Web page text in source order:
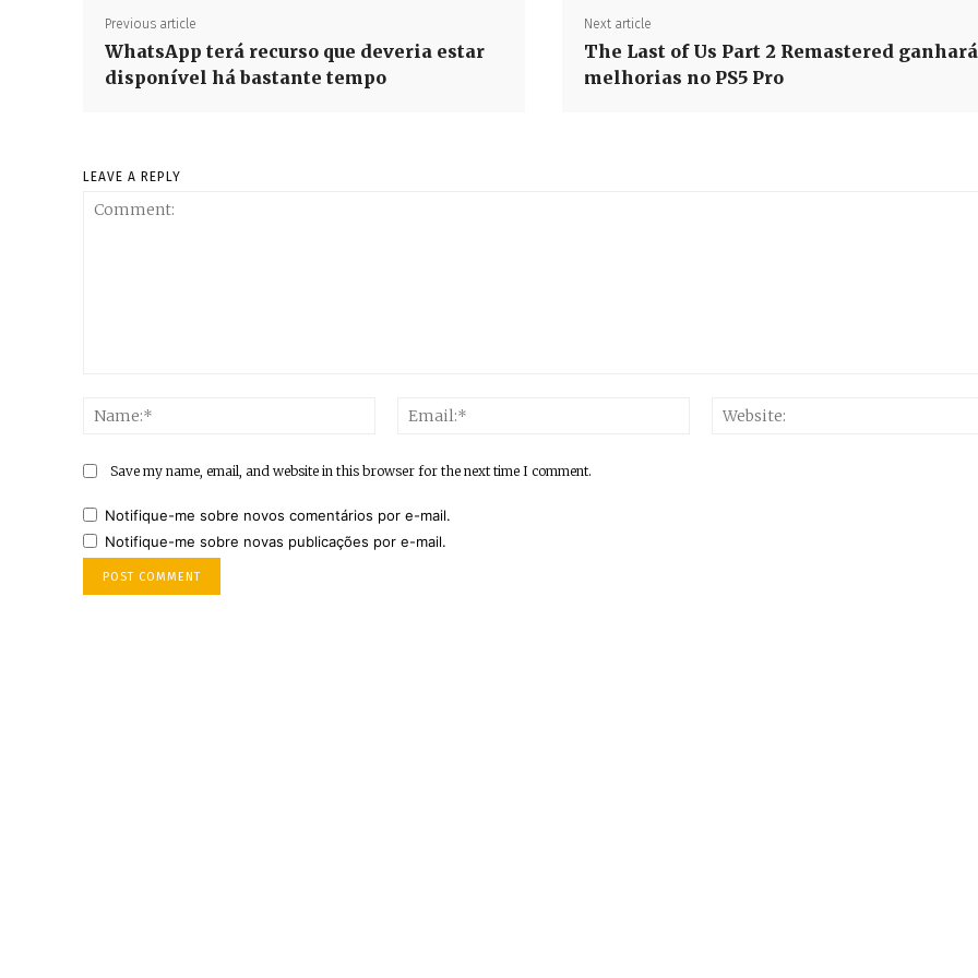
Previous article
WhatsApp terá recurso que deveria estar
disponível há bastante tempo
Next article
The Last of Us Part 2 Remastered ganhará
melhorias no PS5 Pro
LEAVE A REPLY
Name:*
Email:*
Save my name, email, and website in this browser for the next time I comment.
Notifique-me sobre novos comentários por e-mail.
Notifique-me sobre novas publicações por e-mail.